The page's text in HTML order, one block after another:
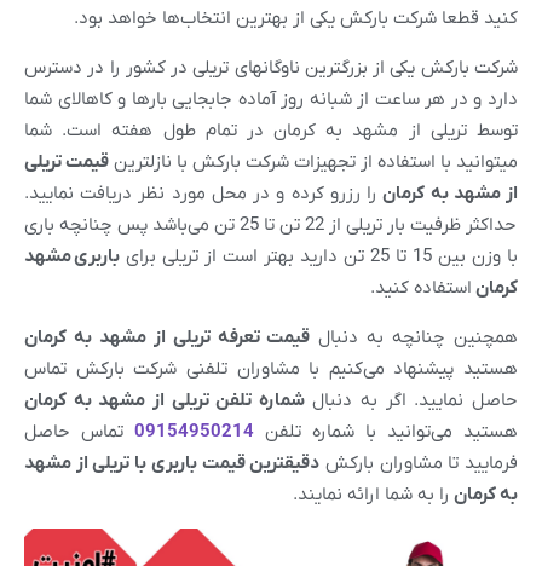
کنید قطعا شرکت بارکش یکی از بهترین انتخاب‌ها خواهد بود.
شرکت بارکش یکی از بزرگترین ناوگانهای تریلی در کشور را در دسترس
دارد و در هر ساعت از شبانه روز آماده جابجایی بارها و کاهالای شما
توسط تریلی از مشهد به کرمان در تمام طول هفته است. شما
میتوانید با استفاده از تجهیزات شرکت بارکش با نازلترین قیمت تریلی
ازمشهدبه کرمان را رزرو کرده و در محل مورد نظر دریافت نمایید.
حداکثر ظرفیت بار تریلی از 22 تن تا 25 تن می‌باشد پس چنانچه باری
با وزن بین 15 تا 25 تن دارید بهتر است از تریلی برای
باربریمشهد
کرمان استفاده کنید.
همچنین چنانچه به دنبال قیمت تعرفه تریلی ازمشهدبه کرمان
هستید پیشنهاد می‌کنیم با مشاوران تلفنی شرکت بارکش تماس
حاصل نمایید. اگر به دنبالشماره تلفن تریلی از مشهدبه کرمان
هستید می‌توانید با شماره تلفن 09154950214 تماس حاصل
فرمایید تا مشاوران بارکش دقیقترین قیمت باربری با تریلی از مشهد
به کرمان را به شما ارائه نمایند.